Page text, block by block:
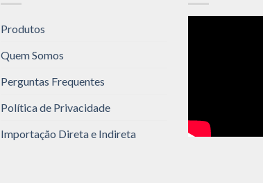
Produtos
Quem Somos
Perguntas Frequentes
Política de Privacidade
Importação Direta e Indireta